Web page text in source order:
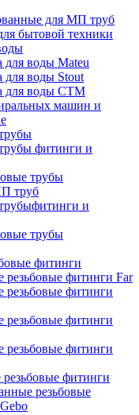
для МП труб
бытовой техники
для воды Mateu
для воды Stout
для воды СТМ
машин и
фитинги и
трубы
труб
и
трубы
фитинги
резьбовые фитинги Far
резьбовые фитинги
резьбовые фитинги
резьбовые фитинги
фитинги
резьбовые